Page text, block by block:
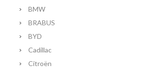
BMW
BRABUS
BYD
Cadillac
Citroën